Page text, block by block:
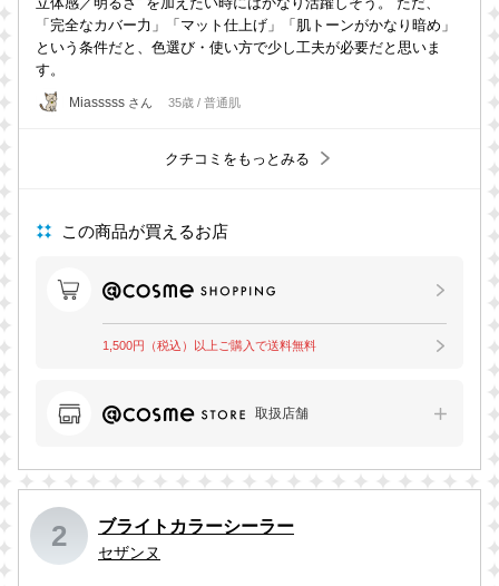
「完全なカバー力」「マット仕上げ」「肌トーンがかなり暗め」
という条件だと、色選び・使い方で少し工夫が必要だと思いま
す。
Miasssss さん 35歳 / 普通肌
クチコミをもっとみる
この商品が買えるお店
1,500円（税込）以上ご購入で送料無料
取扱店舗
2 ブライトカラーシーラー
セザンヌ